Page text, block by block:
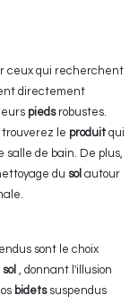
ceux qui recherchent
directement
piedsrobustes.
le produit qui
de bain. De plus,
du sol autour
sont le choix
sol , donnant l'illusion
bidetssuspendus